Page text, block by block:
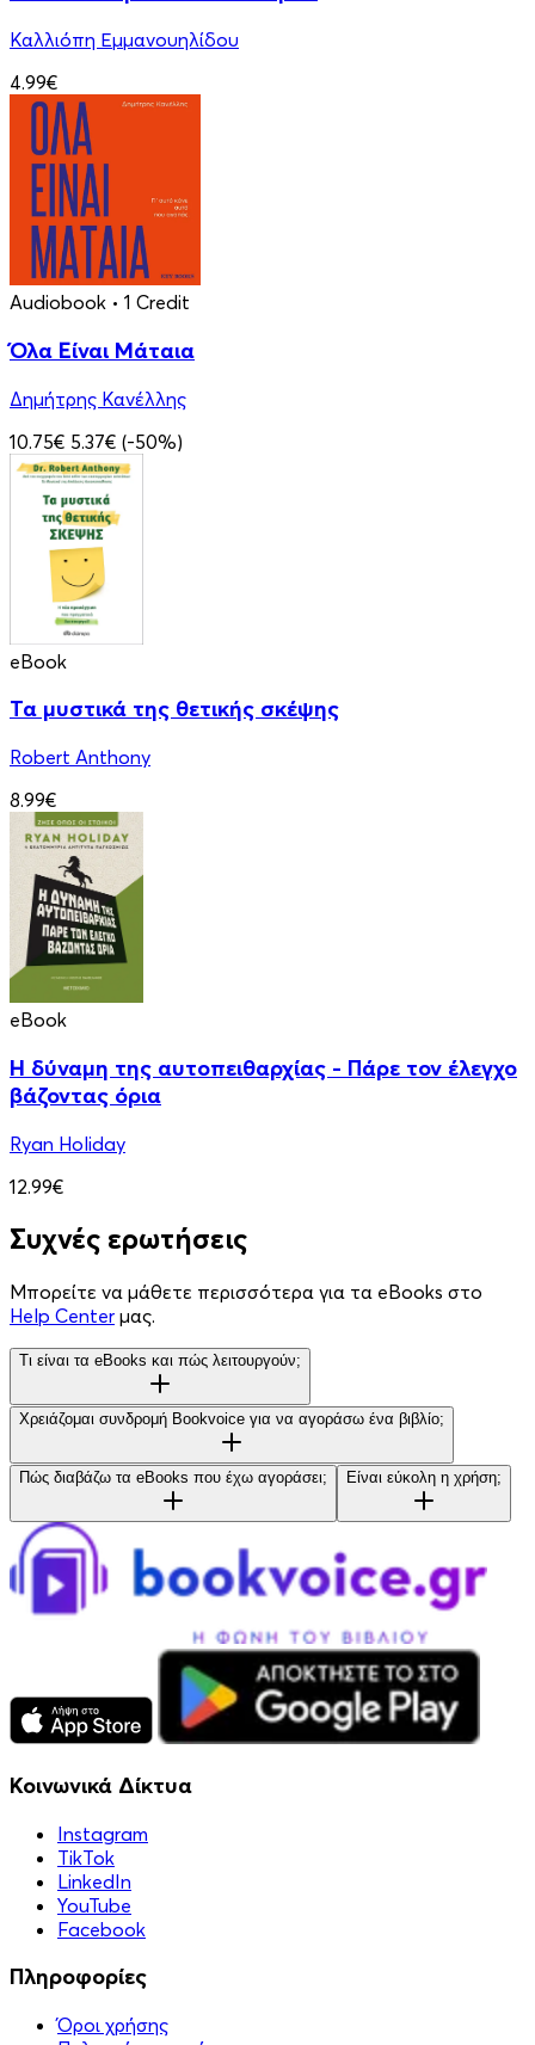
Καλλιόπη Εμμανουηλίδου
4.99€
Audiobook • 1 Credit
Όλα Είναι Μάταια
Δημήτρης Κανέλλης
10.75€ 5.37€ (-50%)
eBook
Τα μυστικά της θετικής σκέψης
Robert Anthony
8.99€
eBook
Η δύναμη της αυτοπειθαρχίας - Πάρε τον έλεγχο
βάζοντας όρια
Ryan Holiday
12.99€
Συχνές ερωτήσεις
Μπορείτε να μάθετε περισσότερα για τα eBooks στο
Help Center μας.
Τι είναι τα eBooks και πώς λειτουργούν;
Χρειάζομαι συνδρομή Bookvoice για να αγοράσω ένα βιβλίο;
Πώς διαβάζω τα eBooks που έχω αγοράσει; Είναι εύκολη η χρήση;
Κοινωνικά Δίκτυα
Instagram
TikTok
LinkedIn
YouTube
Facebook
Πληροφορίες
Όροι χρήσης